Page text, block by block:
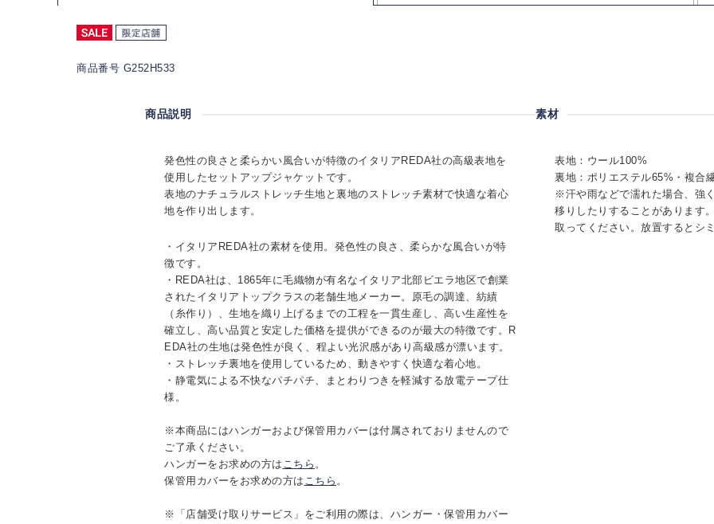
商品番号 G252H533
商品説明
発色性の良さと柔らかい風合いが特徴のイタリアREDA社の高級表地を
使用したセットアップジャケットです。
表地のナチュラルストレッチ生地と裏地のストレッチ素材で快適な着心
地を作り出します。
・イタリアREDA社の素材を使用。発色性の良さ、柔らかな風合いが特
徴です。
・REDA社は、1865年に毛織物が有名なイタリア北部ビエラ地区で創業
されたイタリアトップクラスの老舗生地メーカー。原毛の調達、紡績
（糸作り）、生地を織り上げるまでの工程を一貫生産し、高い生産性を
確立し、高い品質と安定した価格を提供ができるのが最大の特徴です。R
EDA社の生地は発色性が良く、程よい光沢感があり高級感が漂います。
・ストレッチ裏地を使用しているため、動きやすく快適な着心地。
・静電気による不快なパチパチ、まとわりつきを軽減する放電テープ仕
様。
※本商品にはハンガーおよび保管用カバーは付属されておりませんので
ご了承ください。
ハンガーをお求めの方は こちら 。
保管用カバーをお求めの方は こちら 。
※「店舗受け取りサービス」をご利用の際は、ハンガー・保管用カバー
素材
表地：ウール100%
裏地：ポリエステル65%・複合
※汗や雨などで濡れた場合、強
移りしたりすることがあります
取ってください。放置するとシ